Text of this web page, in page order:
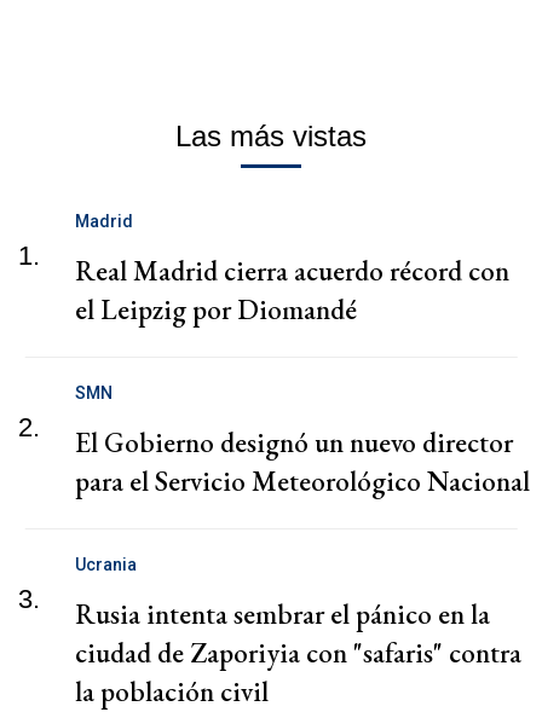
Las más vistas
1.
Madrid
Real Madrid cierra acuerdo récord con
el Leipzig por Diomandé
2.
SMN
El Gobierno designó un nuevo director
para el Servicio Meteorológico Nacional
3.
Ucrania
Rusia intenta sembrar el pánico en la
ciudad de Zaporiyia con "safaris" contra
la población civil